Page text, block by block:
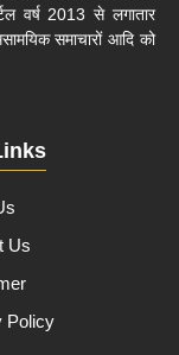
वर्ष 2013 से लगातार
समाचारों आदि को
Us
Policy